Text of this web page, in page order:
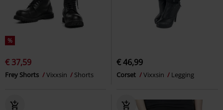
%
€ 37,59
Frey Shorts Vixxsin Shorts
€ 46,99
Corset Vixxsin Legging